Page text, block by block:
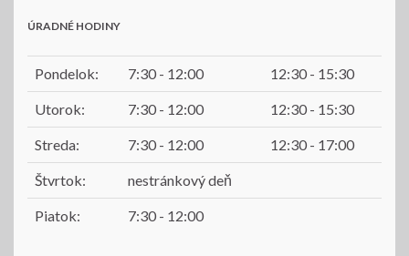
ÚRADNÉ HODINY
Pondelok: 7:30 - 12:00 12:30 - 15:30
Utorok: 7:30 - 12:00 12:30 - 15:30
Streda: 7:30 - 12:00 12:30 - 17:00
Štvrtok: nestránkový deň
Piatok: 7:30 - 12:00